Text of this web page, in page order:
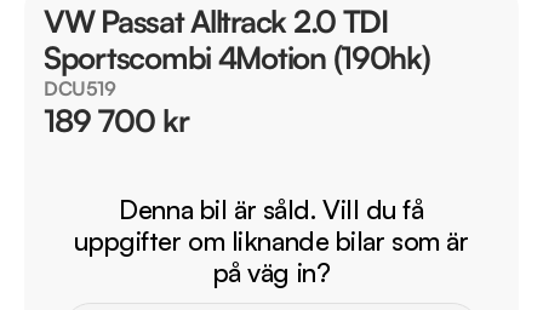
VW Passat Alltrack 2.0 TDI
Sportscombi 4Motion (190hk)
DCU519
189 700 kr
Denna bil är såld. Vill du få
uppgifter om liknande bilar som är
på väg in?